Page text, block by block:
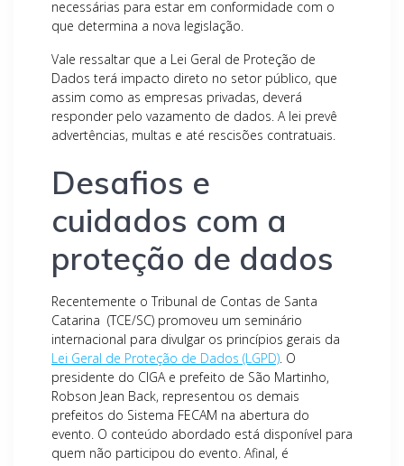
necessárias para estar em conformidade com o
que determina a nova legislação.
Vale ressaltar que a Lei Geral de Proteção de
Dados terá impacto direto no setor público, que
assim como as empresas privadas, deverá
responder pelo vazamento de dados. A lei prevê
advertências, multas e até rescisões contratuais.
Desafios e
cuidados com a
proteção de dados
Recentemente o Tribunal de Contas de Santa
Catarina (TCE/SC) promoveu um seminário
internacional para divulgar os princípios gerais da
Lei Geral de Proteção de Dados (LGPD). O
presidente do CIGA e prefeito de São Martinho,
Robson Jean Back, representou os demais
prefeitos do Sistema FECAM na abertura do
evento. O conteúdo abordado está disponível para
quem não participou do evento. Afinal, é